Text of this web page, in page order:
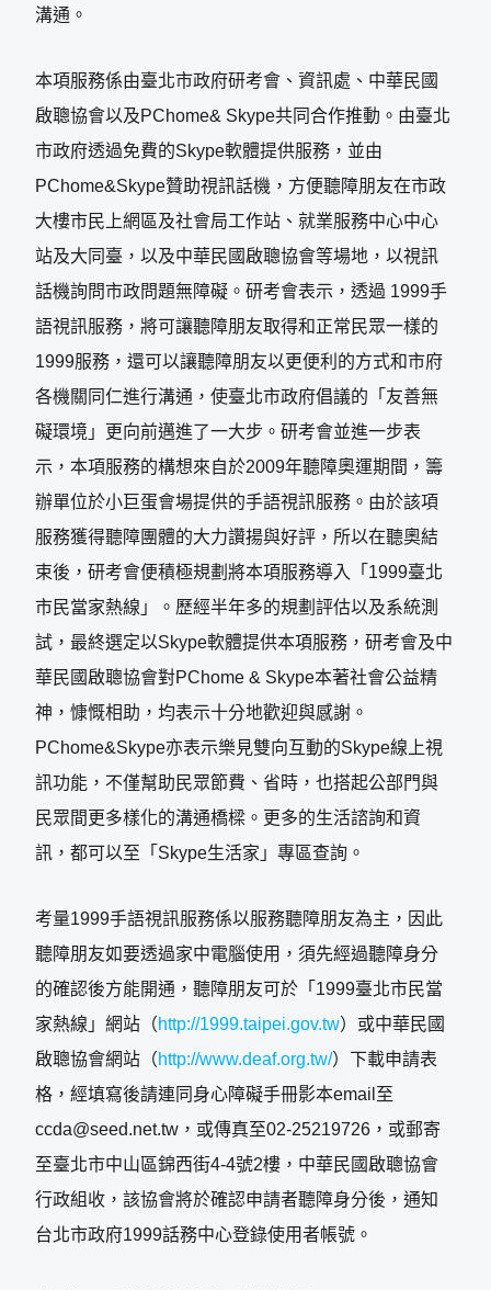
溝通。
本項服務係由臺北市政府研考會、資訊處、中華民國
啟聰協會以及PChome& Skype共同合作推動。由臺北
市政府透過免費的Skype軟體提供服務，並由
PChome&Skype贊助視訊話機，方便聽障朋友在市政
大樓市民上網區及社會局工作站、就業服務中心中心
站及大同臺，以及中華民國啟聰協會等場地，以視訊
話機詢問市政問題無障礙。研考會表示，透過 1999手
語視訊服務，將可讓聽障朋友取得和正常民眾一樣的
1999服務，還可以讓聽障朋友以更便利的方式和市府
各機關同仁進行溝通，使臺北市政府倡議的「友善無
礙環境」更向前邁進了一大步。研考會並進一步表
示，本項服務的構想來自於2009年聽障奧運期間，籌
辦單位於小巨蛋會場提供的手語視訊服務。由於該項
服務獲得聽障團體的大力讚揚與好評，所以在聽奧結
束後，研考會便積極規劃將本項服務導入「1999臺北
市民當家熱線」。歷經半年多的規劃評估以及系統測
試，最終選定以Skype軟體提供本項服務，研考會及中
華民國啟聰協會對PChome & Skype本著社會公益精
神，慷慨相助，均表示十分地歡迎與感謝。
PChome&Skype亦表示樂見雙向互動的Skype線上視
訊功能，不僅幫助民眾節費、省時，也搭起公部門與
民眾間更多樣化的溝通橋樑。更多的生活諮詢和資
訊，都可以至「Skype生活家」專區查詢。
考量1999手語視訊服務係以服務聽障朋友為主，因此
聽障朋友如要透過家中電腦使用，須先經過聽障身分
的確認後方能開通，聽障朋友可於「1999臺北市民當
家熱線」網站（http://1999.taipei.gov.tw）或中華民國
啟聰協會網站（http://www.deaf.org.tw/）下載申請表
格，經填寫後請連同身心障礙手冊影本email至
ccda@seed.net.tw，或傳真至02-25219726，或郵寄
至臺北市中山區錦西街4-4號2樓，中華民國啟聰協會
行政組收，該協會將於確認申請者聽障身分後，通知
台北市政府1999話務中心登錄使用者帳號。